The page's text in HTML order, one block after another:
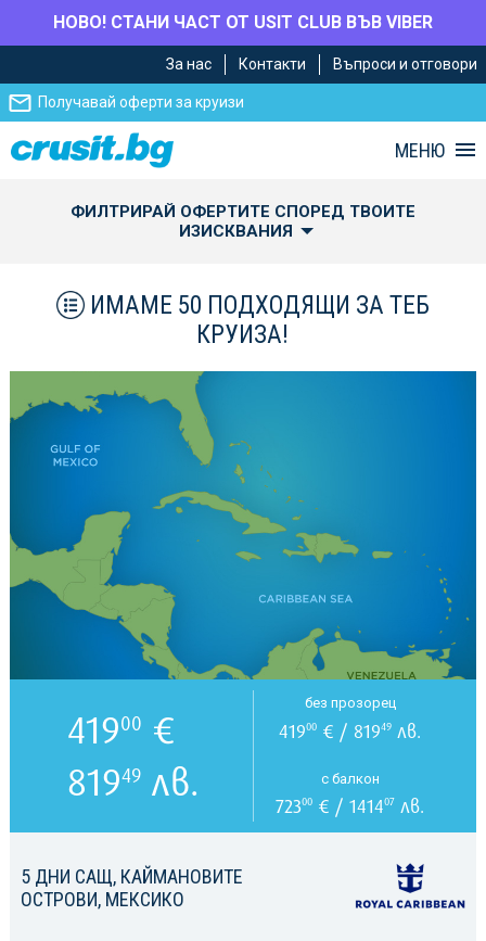
НОВО! СТАНИ ЧАСТ ОТ USIT CLUB ВЪВ VIBER
главното
съдържание
Навигацията
За нас Контакти Въпроси и отговори
Получавай оферти за круизи
МЕНЮ
ФИЛТРИРАЙ ОФЕРТИТЕ СПОРЕД ТВОИТЕ
ИЗИСКВАНИЯ
ИМАМЕ 50 ПОДХОДЯЩИ ЗА ТЕБ
КРУИЗА!
5 ДНИ САЩ, КАЙМАНОВИТЕ
ОСТРОВИ, МЕКСИКО
41900 €
81949лв.
без прозорец
41900 € / 81949 лв.
с балкон
72300 € / 141407 лв.